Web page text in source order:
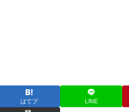
はてブ LINE